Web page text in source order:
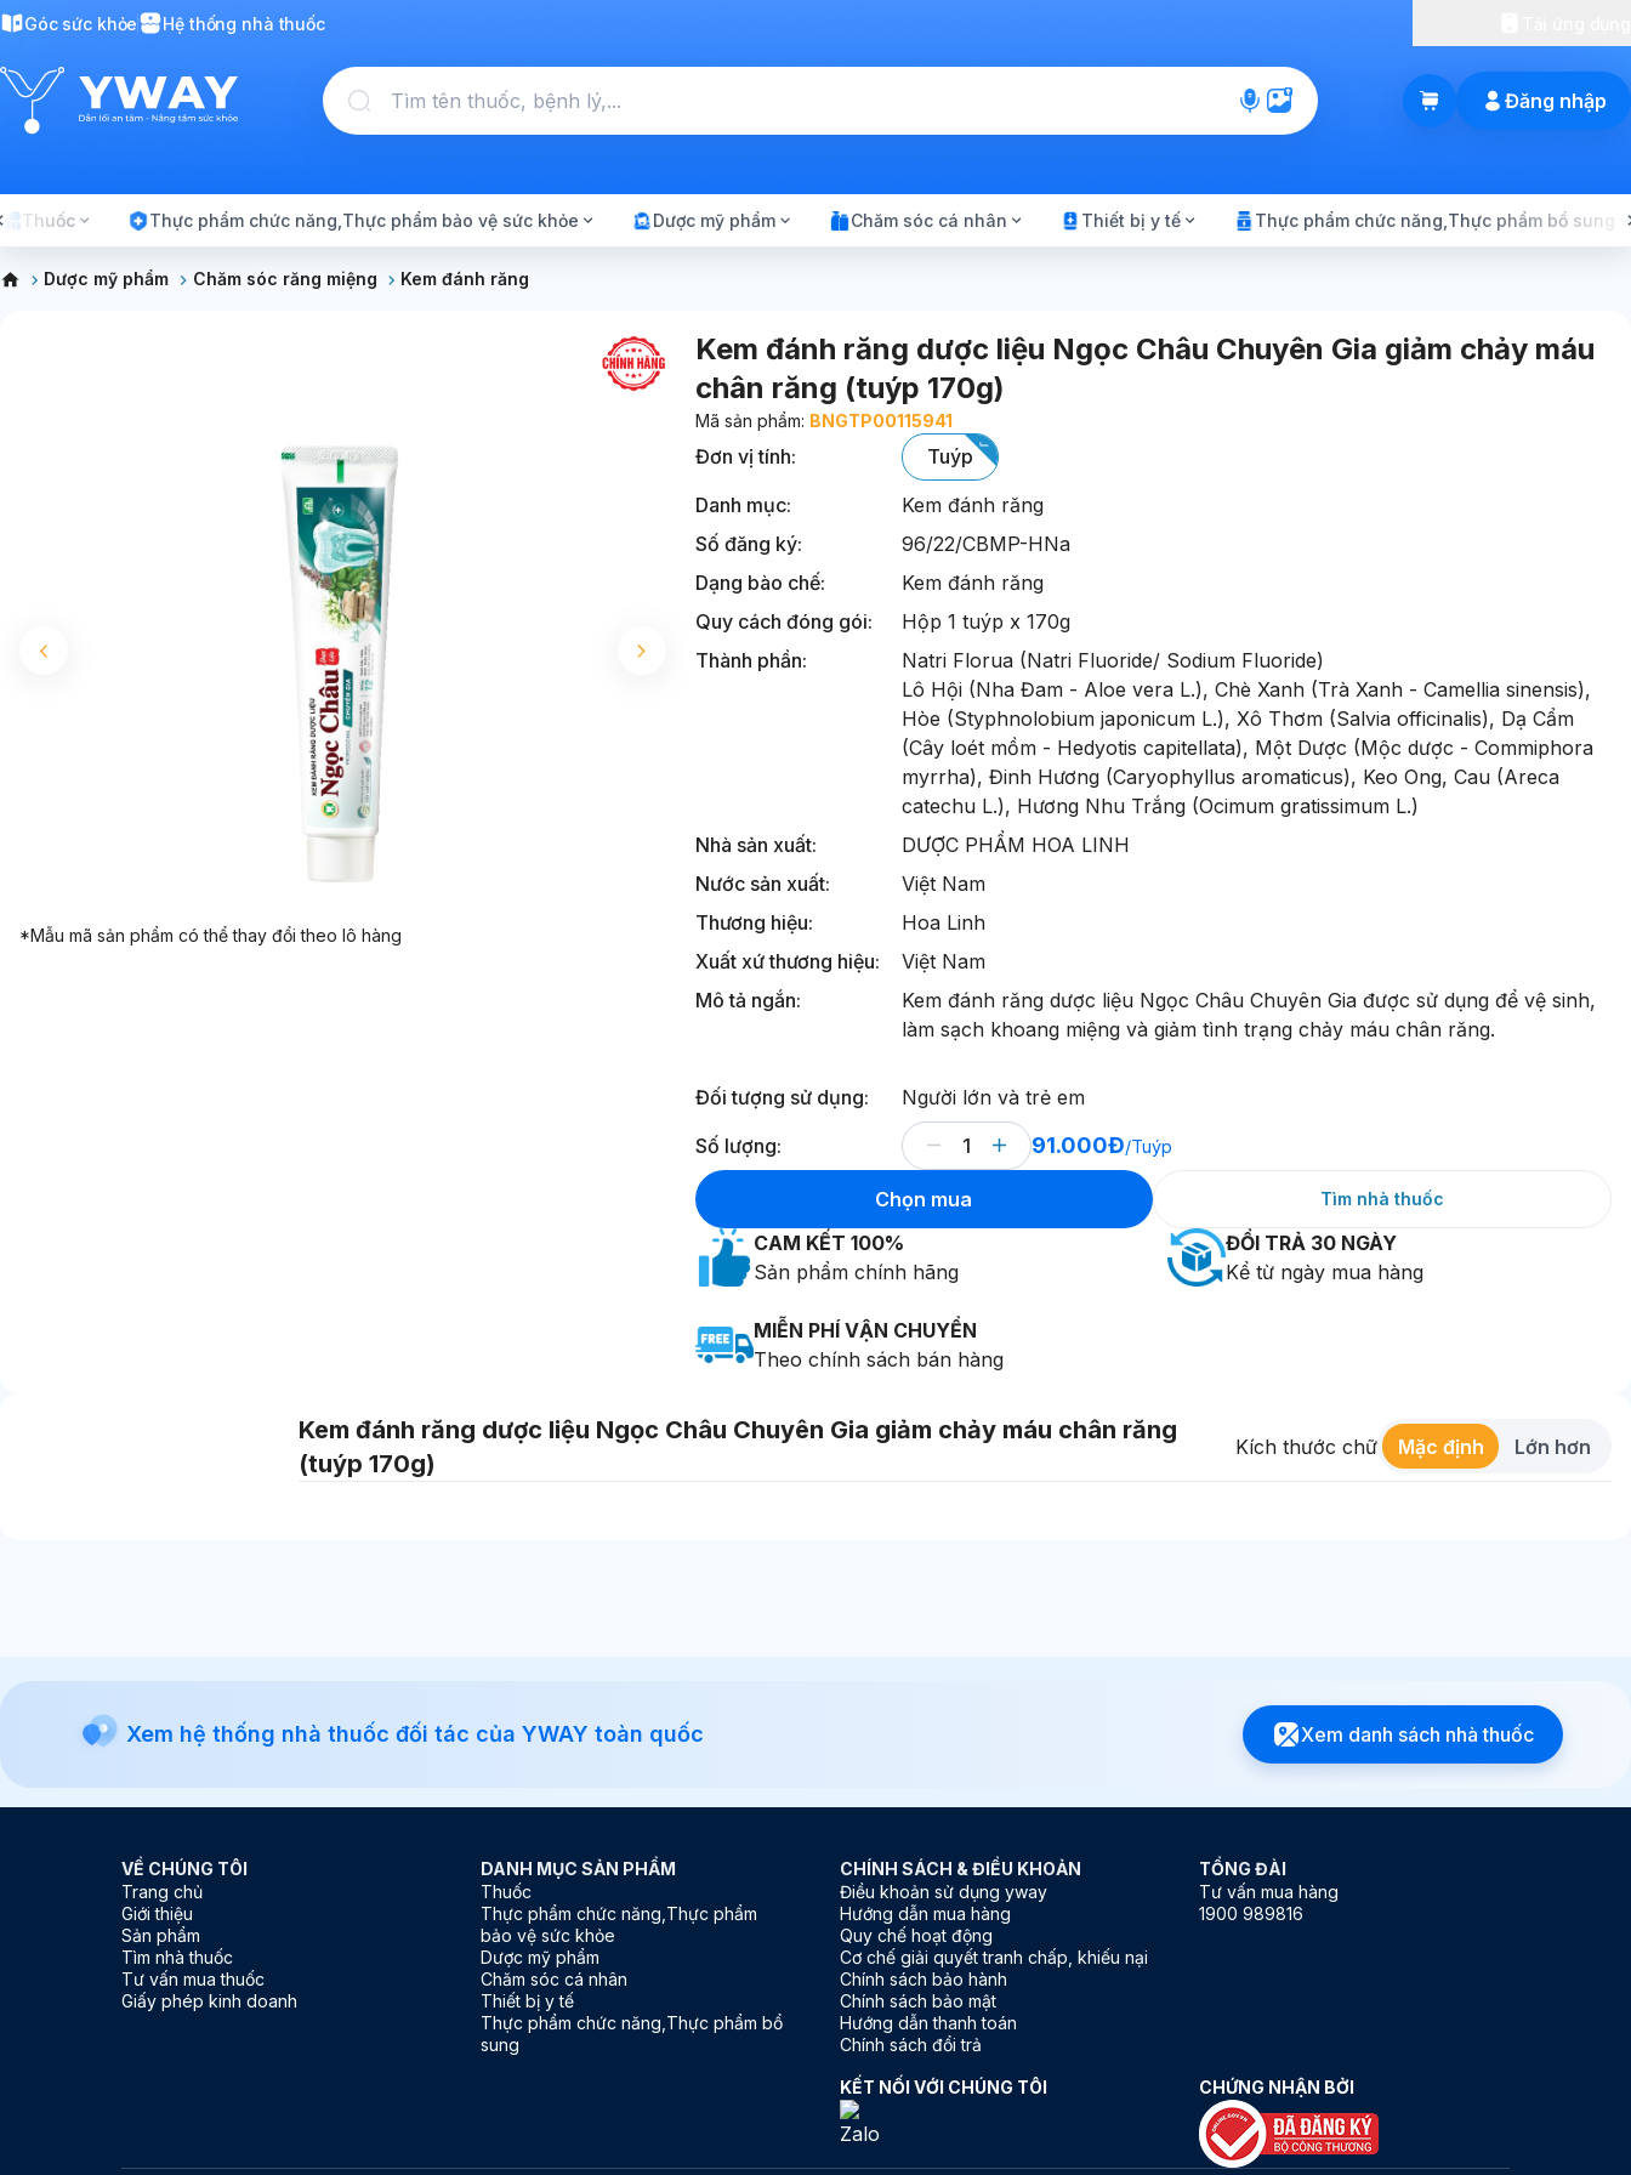
Góc sức khỏe Hệ thống nhà thuốc
Đăng nhập
Thuốc Thực phẩm chức năng,Thực phẩm bảo vệ sức khỏe Dược mỹ phẩm Chăm sóc cá nhân Thiết bị y tế Thực phẩm chức năng,Thực phẩm bổ sung
Dược mỹ phẩm Chăm sóc răng miệng Kem đánh răng
*Mẫu mã sản phẩm có thể thay đổi theo lô hàng
Kem đánh răng dược liệu Ngọc Châu Chuyên Gia giảm chảy máu
chân răng (tuýp 170g)
Mã sản phẩm: BNGTP00115941
Đơn vị tính:
tuýp
Danh mục:
Kem đánh răng
Số đăng ký:
96/22/CBMP-HNa
Dạng bào chế:
Kem đánh răng
Quy cách đóng gói:
Hộp 1 tuýp x 170g
Thành phần:
Natri Florua (Natri Fluoride/ Sodium Fluoride)
Lô Hội (Nha Đam - Aloe vera L.), Chè Xanh (Trà Xanh - Camellia sinensis),
Hòe (Styphnolobium japonicum L.), Xô Thơm (Salvia officinalis), Dạ Cẩm
(Cây loét mồm - Hedyotis capitellata), Một Dược (Mộc dược - Commiphora
myrrha), Đinh Hương (Caryophyllus aromaticus), Keo Ong, Cau (Areca
catechu L.), Hương Nhu Trắng (Ocimum gratissimum L.)
Nhà sản xuất:
DƯỢC PHẨM HOA LINH
Nước sản xuất:
Việt Nam
Thương hiệu:
Hoa Linh
Xuất xứ thương hiệu:
Việt Nam
Mô tả ngắn:
Kem đánh răng dược liệu Ngọc Châu Chuyên Gia được sử dụng để vệ sinh,
làm sạch khoang miệng và giảm tình trạng chảy máu chân răng.
Đối tượng sử dụng:
Người lớn và trẻ em
Số lượng:
91.000Đ/Tuýp
Chọn mua Tìm nhà thuốc
CAM KẾT 100%
Sản phẩm chính hãng
ĐỔI TRẢ 30 NGÀY
Kể từ ngày mua hàng
MIỄN PHÍ VẬN CHUYỂN
Theo chính sách bán hàng
Kem đánh răng dược liệu Ngọc Châu Chuyên Gia giảm chảy máu chân răng
(tuýp 170g)
Kích thước chữ Mặc định Lớn hơn
Xem hệ thống nhà thuốc đối tác của YWAY toàn quốc Xem danh sách nhà thuốc
VỀ CHÚNG TÔI
Trang chủ
Giới thiệu
Sản phẩm
Tìm nhà thuốc
Tư vấn mua thuốc
Giấy phép kinh doanh
DANH MỤC SẢN PHẨM
Thuốc
Thực phẩm chức năng,Thực phẩm
bảo vệ sức khỏe
Dược mỹ phẩm
Chăm sóc cá nhân
Thiết bị y tế
Thực phẩm chức năng,Thực phẩm bổ
sung
CHÍNH SÁCH & ĐIỀU KHOẢN
Điều khoản sử dụng yway
Hướng dẫn mua hàng
Quy chế hoạt động
Cơ chế giải quyết tranh chấp, khiếu nại
Chính sách bảo hành
Chính sách bảo mật
Hướng dẫn thanh toán
Chính sách đổi trả
KẾT NỐI VỚI CHÚNG TÔI
TỔNG ĐÀI
Tư vấn mua hàng
1900 989816
CHỨNG NHẬN BỞI